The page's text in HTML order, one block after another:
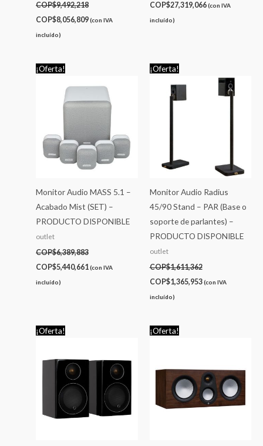
COP$9,492,218
COP$8,056,809(con IVA
incluído)
COP$27,319,066 (con IVA
incluído)
¡Oferta!
Monitor Audio MASS 5.1 –
Acabado Mist (SET) –
PRODUCTO DISPONIBLE
outlet
COP$6,389,883
El
precio
COP$6,389,883.
COP$5,440,661
actual
COP$5,440,661.
(con IVA
incluído)
¡Oferta!
Monitor Audio Radius
45/90 Stand – PAR (Base o
soporte de parlantes) –
PRODUCTO DISPONIBLE
outlet
COP$1,611,362
El
precio
original
COP$1,611,362.
COP$1,365,953
actual
(con IVA
incluído)
¡Oferta!
El
precio
COP$3,241,245.
COP$2,755,058.
¡Oferta!
El
precio